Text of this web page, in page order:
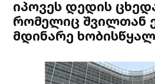
იპოვეს დედის
რომელიც შვილთან
მდინარე